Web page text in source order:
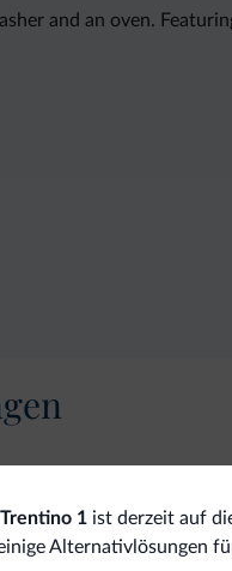
and an oven.
gestattet
1ist derzeit auf
Alternativlösungen